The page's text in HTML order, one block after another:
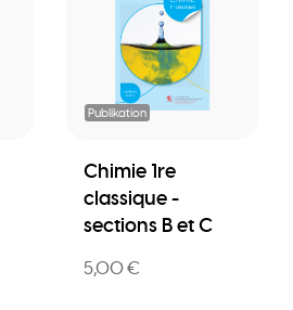
Publikation
Chimie 1re
classique -
sections B et C
5,00 €